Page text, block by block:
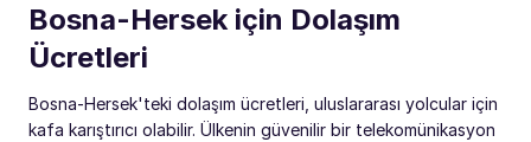
Bosna-Hersek için Dolaşım
Ücretleri
Bosna-Hersek'teki dolaşım ücretleri, uluslararası yolcular için
kafa karıştırıcı olabilir. Ülkenin güvenilir bir telekomünikasyon